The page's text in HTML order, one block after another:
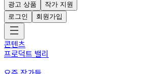
광고 상품
작가 지원
로그인
회원가입
콘텐츠
프로덕트 밸리